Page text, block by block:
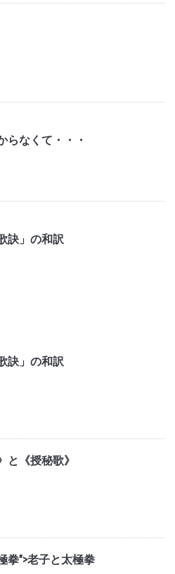
らなくて・・・
訣」の和訳
訣」の和訳
と《授秘歌》
拳">老子と太極拳